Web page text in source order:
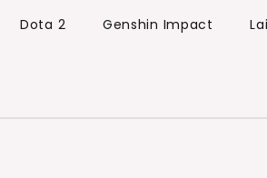
Dota 2 Genshin Impact